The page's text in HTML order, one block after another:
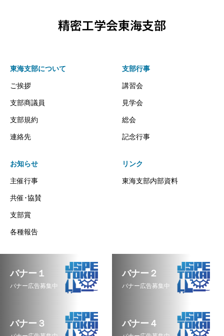
精密工学会東海支部
東海支部について
ご挨拶
支部商議員
支部規約
連絡先
支部行事
講習会
見学会
総会
記念行事
お知らせ
主催行事
共催･協賛
支部賞
各種報告
リンク
東海支部内部資料
バナー１
バナー広告募集中
バナー２
バナー広告募集中
バナー３ バナー４